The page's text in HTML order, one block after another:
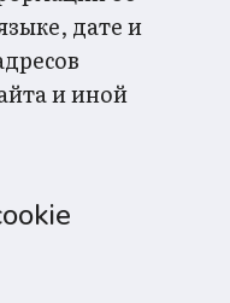
дате и
и иной